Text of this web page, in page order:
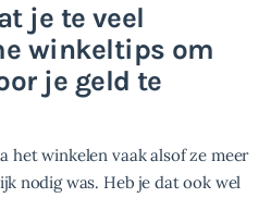
je te veel
winkeltips om
je geld te
het winkelen vaak alsof ze meer
nodig was. Heb je dat ook wel